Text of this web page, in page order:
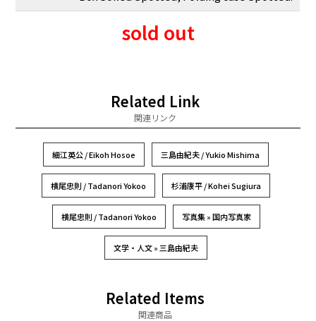
sold out
Related Link
関連リンク
細江英公 / Eikoh Hosoe 三島由紀夫 / Yukio Mishima
横尾忠則 / Tadanori Yokoo 杉浦康平 / Kohei Sugiura
横尾忠則 / Tadanori Yokoo 写真集 » 国内写真家
文学・人文 » 三島由紀夫
Related Items
関連商品